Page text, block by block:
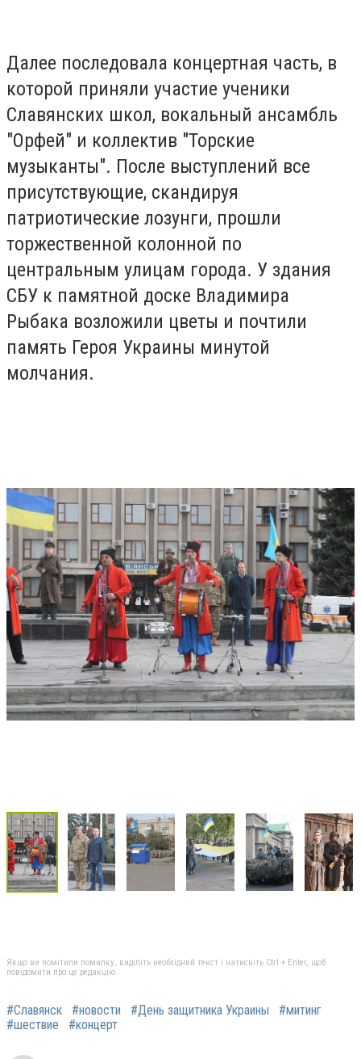
Далее последовала концертная часть, в
которой приняли участие ученики
Славянских школ, вокальный ансамбль
"Орфей" и коллектив "Торские
музыканты". После выступлений все
присутствующие, скандируя
патриотические лозунги, прошли
торжественной колонной по
центральным улицам города. У здания
СБУ к памятной доске Владимира
Рыбака возложили цветы и почтили
память Героя Украины минутой
молчания.
Якщо ви помітили помилку, виділіть необхідний текст і натисніть Ctrl + Enter, щоб
повідомити про це редакцію
#Славянск #новости #День защитника Украины
#митинг
#шествие
#концерт